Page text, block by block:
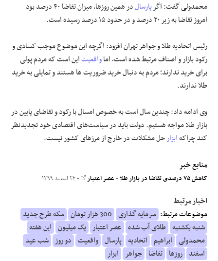
محمدولی گفت: اگرپارسال
در همین روزها، میزان تقاضا ۴۰ درصد بود
امروز تقاضا به زیر ۲۰ درصد و در حدود ۱۵ درصد رسیده است.
رئیس اتحادیه طلا و جواهر تهران افزود: اگرچه این موضوع موجب کسادی و
رکود بازار و اصناف مرتبط شده است، اماواقعیتاین است که مردم پولی
برای خرید ندارند؛ مردم به دنبال خرید ضروریت ها هستند و تمایلی به خرید
طلا ندارند.
وی ادامه داد: چندین سال است به خصوص امسال با رکود و تقاضای پایین در
بازار طلا مواجه هستیم. دولت باید در سیاست‌های اقتصادی خود تجدیدنظر
کند چراکهابزارحل مشکلات در خارج از مرزهای کشور نیست.
منابع خبر
کاهش ۷۵ درصدی تقاضا در بازار طلا -عصر اعتبار - ۲۶ اسفند ۱۳۹۹
اخبار مرتبط
موضوعات مرتبط: سرمایه گذاری 300 هزار تومان
سکه طرح جدید
شنبه یکشنبه طلای آب شده عصر اعتبار یک میلیون این هفته
محمدولی ابراهیم اتحادیه پارسال واقعیت دو روز شب عید
اسفند روزها تقاضا جواهر ابزار